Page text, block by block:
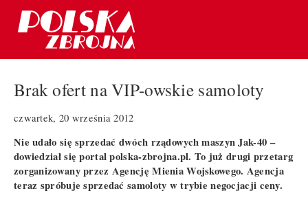
Brak ofert na VIP-owskie samoloty
czwartek, 20 września 2012
Nie udało się sprzedać dwóch rządowych maszyn Jak-40 –
dowiedział się portal polska-zbrojna.pl. To już drugi przetarg
zorganizowany przez Agencję Mienia Wojskowego. Agencja
teraz spróbuje sprzedać samoloty w trybie negocjacji ceny.